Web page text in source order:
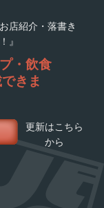
店紹介・落書き
』
・飲食
きま
更新はこちら
から